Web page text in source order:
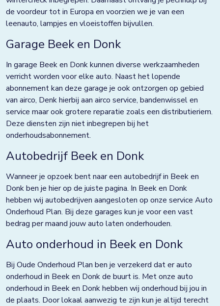
Emmen
Franeker
Goor
Grave
Groningen
Grootebroek
Haaksbergen
Hardenberg
Heerjansdam
Helmond
Houten
Huissen
de voordeur tot in Europa en voorzien we je van een
leenauto, lampjes en vloeistoffen bijvullen.
Garage Beek en Donk
In garage Beek en Donk kunnen diverse werkzaamheden
verricht worden voor elke auto. Naast het lopende
abonnement kan deze garage je ook ontzorgen op gebied
van airco, Denk hierbij aan airco service, bandenwissel en
service maar ook grotere reparatie zoals een distributieriem.
Deze diensten zijn niet inbegrepen bij het
onderhoudsabonnement.
Autobedrijf Beek en Donk
Wanneer je opzoek bent naar een autobedrijf in Beek en
Donk ben je hier op de juiste pagina. In Beek en Donk
hebben wij autobedrijven aangesloten op onze service Auto
Onderhoud Plan. Bij deze garages kun je voor een vast
bedrag per maand jouw auto laten onderhouden.
Auto onderhoud in Beek en Donk
Bij Oude Onderhoud Plan ben je verzekerd dat er auto
onderhoud in Beek en Donk de buurt is. Met onze auto
onderhoud in Beek en Donk hebben wij onderhoud bij jou in
de plaats. Door lokaal aanwezig te zijn kun je altijd terecht